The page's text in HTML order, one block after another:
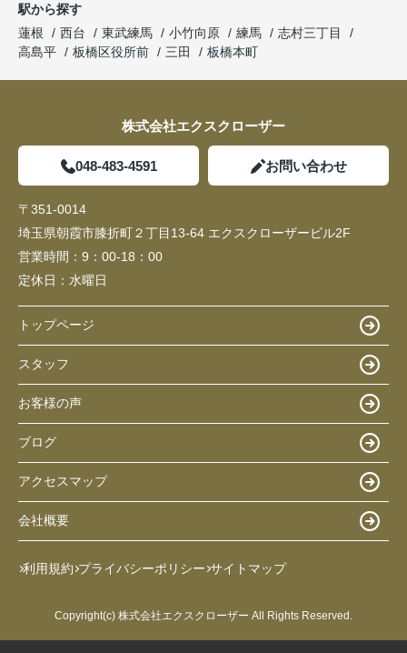
駅から探す
蓮根
西台 東武練馬 小竹向原 練馬
志村三丁目
高島平
板橋区役所前 三田 板橋本町
株式会社エクスクローザー
048-483-4591 お問い合わせ
〒351-0014
埼玉県朝霞市膝折町２丁目13-64 エクスクローザービル2F
営業時間： 9：00-18：00
定休日： 水曜日
トップページ
スタッフ
お客様の声
ブログ
アクセスマップ
会社概要
利用規約 プライバシーポリシー サイトマップ
Copyright(c) 株式会社エクスクローザー All Rights Reserved.